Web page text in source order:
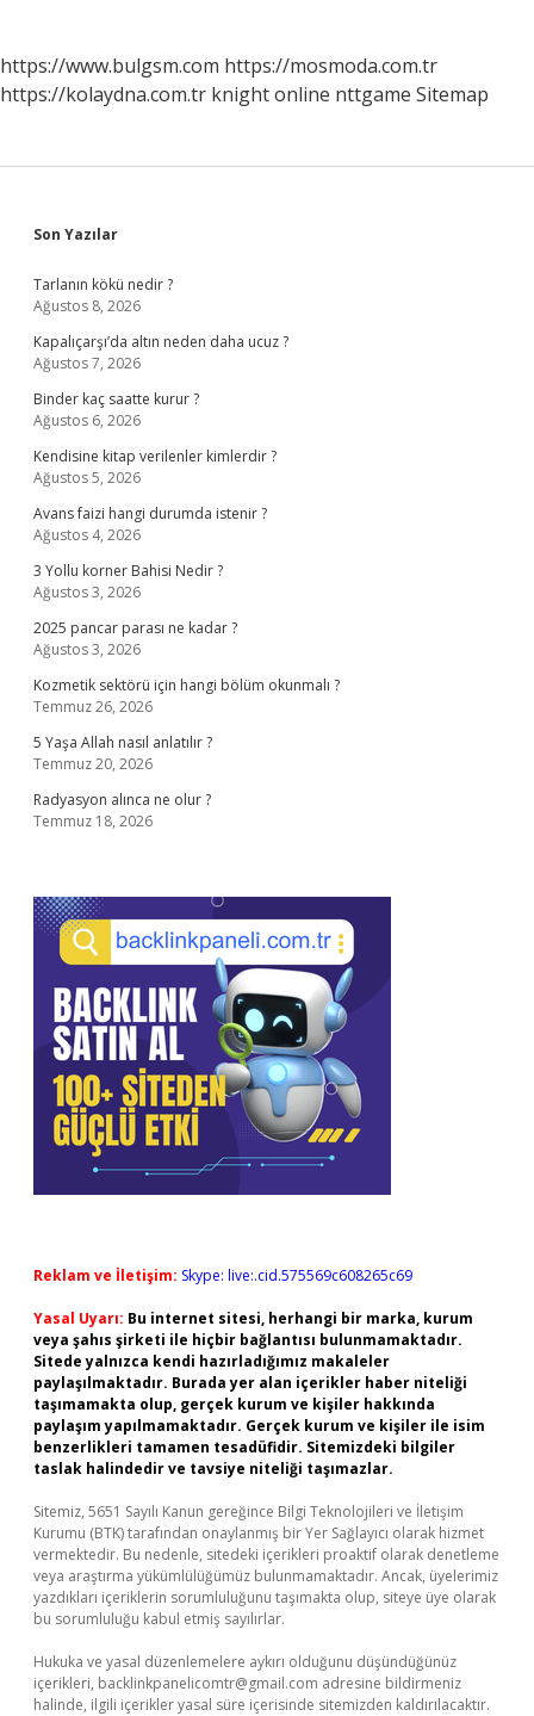
https://www.bulgsm.com https://mosmoda.com.tr
https://kolaydna.com.tr knight online nttgame Sitemap
Sidebar
Son Yazılar
Tarlanın kökü nedir ?
Ağustos 8, 2026
Kapalıçarşı’da altın neden daha ucuz ?
Ağustos 7, 2026
Binder kaç saatte kurur ?
Ağustos 6, 2026
Kendisine kitap verilenler kimlerdir ?
Ağustos 5, 2026
Avans faizi hangi durumda istenir ?
Ağustos 4, 2026
3 Yollu korner Bahisi Nedir ?
Ağustos 3, 2026
2025 pancar parası ne kadar ?
Ağustos 3, 2026
Kozmetik sektörü için hangi bölüm okunmalı ?
Temmuz 26, 2026
5 Yaşa Allah nasıl anlatılır ?
Temmuz 20, 2026
Radyasyon alınca ne olur ?
Temmuz 18, 2026
Reklam ve İletişim: Skype: live:.cid.575569c608265c69
Yasal Uyarı: Bu internet sitesi, herhangi bir marka, kurum
veya şahıs şirketi ile hiçbir bağlantısı bulunmamaktadır.
Sitede yalnızca kendi hazırladığımız makaleler
paylaşılmaktadır. Burada yer alan içerikler haber niteliği
taşımamakta olup, gerçek kurum ve kişiler hakkında
paylaşım yapılmamaktadır. Gerçek kurum ve kişiler ile isim
benzerlikleri tamamen tesadüfidir. Sitemizdeki bilgiler
taslak halindedir ve tavsiye niteliği taşımazlar.
Sitemiz, 5651 Sayılı Kanun gereğince Bilgi Teknolojileri ve İletişim
Kurumu (BTK) tarafından onaylanmış bir Yer Sağlayıcı olarak hizmet
vermektedir. Bu nedenle, sitedeki içerikleri proaktif olarak denetleme
veya araştırma yükümlülüğümüz bulunmamaktadır. Ancak, üyelerimiz
yazdıkları içeriklerin sorumluluğunu taşımakta olup, siteye üye olarak
bu sorumluluğu kabul etmiş sayılırlar.
Hukuka ve yasal düzenlemelere aykırı olduğunu düşündüğünüz
içerikleri, backlinkpanelicomtr@gmail.com adresine bildirmeniz
halinde, ilgili içerikler yasal süre içerisinde sitemizden kaldırılacaktır.